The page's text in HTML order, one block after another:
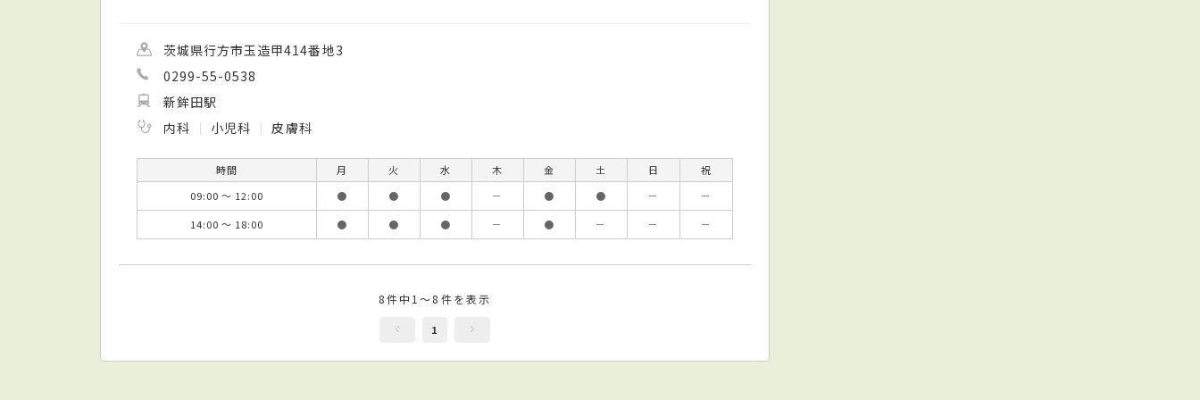
茨城県行方市玉造甲414番地3
0299-55-0538
新鉾田駅
内科
小児科 皮膚科
時間 月 火 水 木 金 土 日
祝
09:00 ～ 12:00
● ● ● － ● ● －
－
14:00 ～ 18:00
● ● ● － ● － － －
8件中1～8件を表示
1